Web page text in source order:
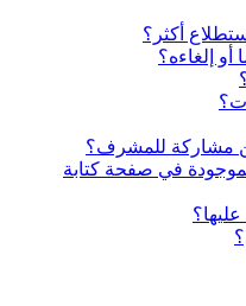
أكثر؟
إلغاءه؟
مشاركة للمشرف؟
في صفحة كتابة